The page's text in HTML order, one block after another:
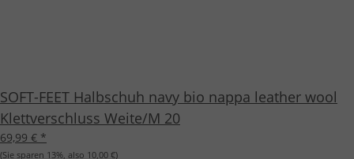
SOFT-FEET Halbschuh navy bio nappa leather wool
Klettverschluss Weite/M 20
69,99 € *
(Sie sparen 13%, also 10,00 €)